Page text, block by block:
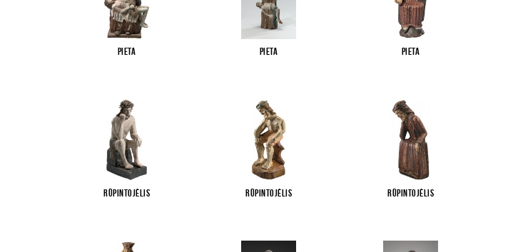
Pieta Pieta Pieta
Rūpintojėlis Rūpintojėlis Rūpintojėlis